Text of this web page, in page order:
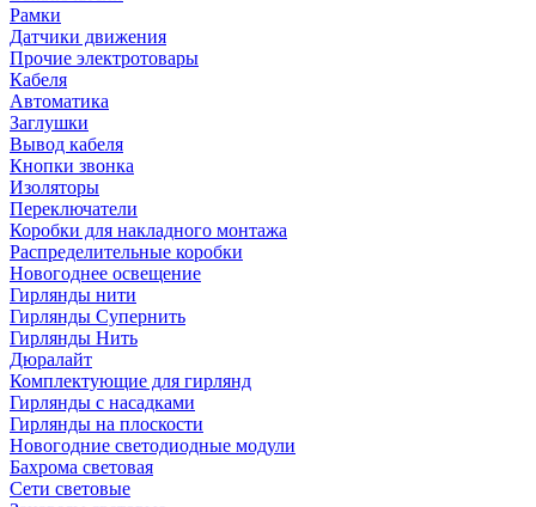
Рамки
Датчики движения
Прочие электротовары
Кабеля
Автоматика
Заглушки
Вывод кабеля
Кнопки звонка
Изоляторы
Переключатели
Коробки для накладного монтажа
Распределительные коробки
Новогоднее освещение
Гирлянды нити
Гирлянды Супернить
Гирлянды Нить
Дюралайт
Комплектующие для гирлянд
Гирлянды с насадками
Гирлянды на плоскости
Новогодние светодиодные модули
Бахрома световая
Сети световые